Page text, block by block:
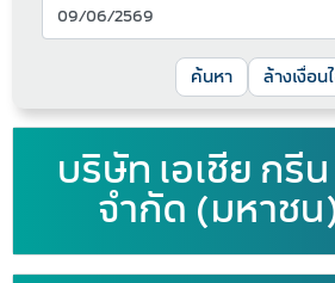
ล้างเงื่อน
บริษัท เอเชีย กรี
จำกัด (มหาชน